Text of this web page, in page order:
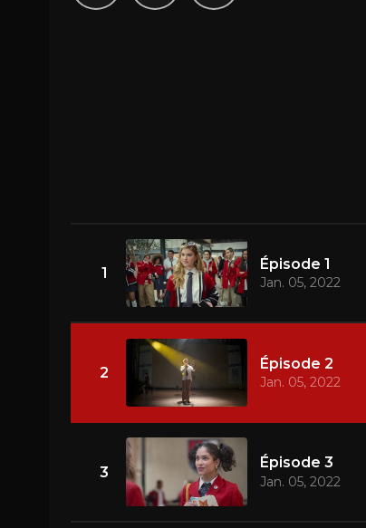
1
Épisode 1
Jan. 05, 2022
2
Épisode 2
Jan. 05, 2022
3
Épisode 3
Jan. 05, 2022